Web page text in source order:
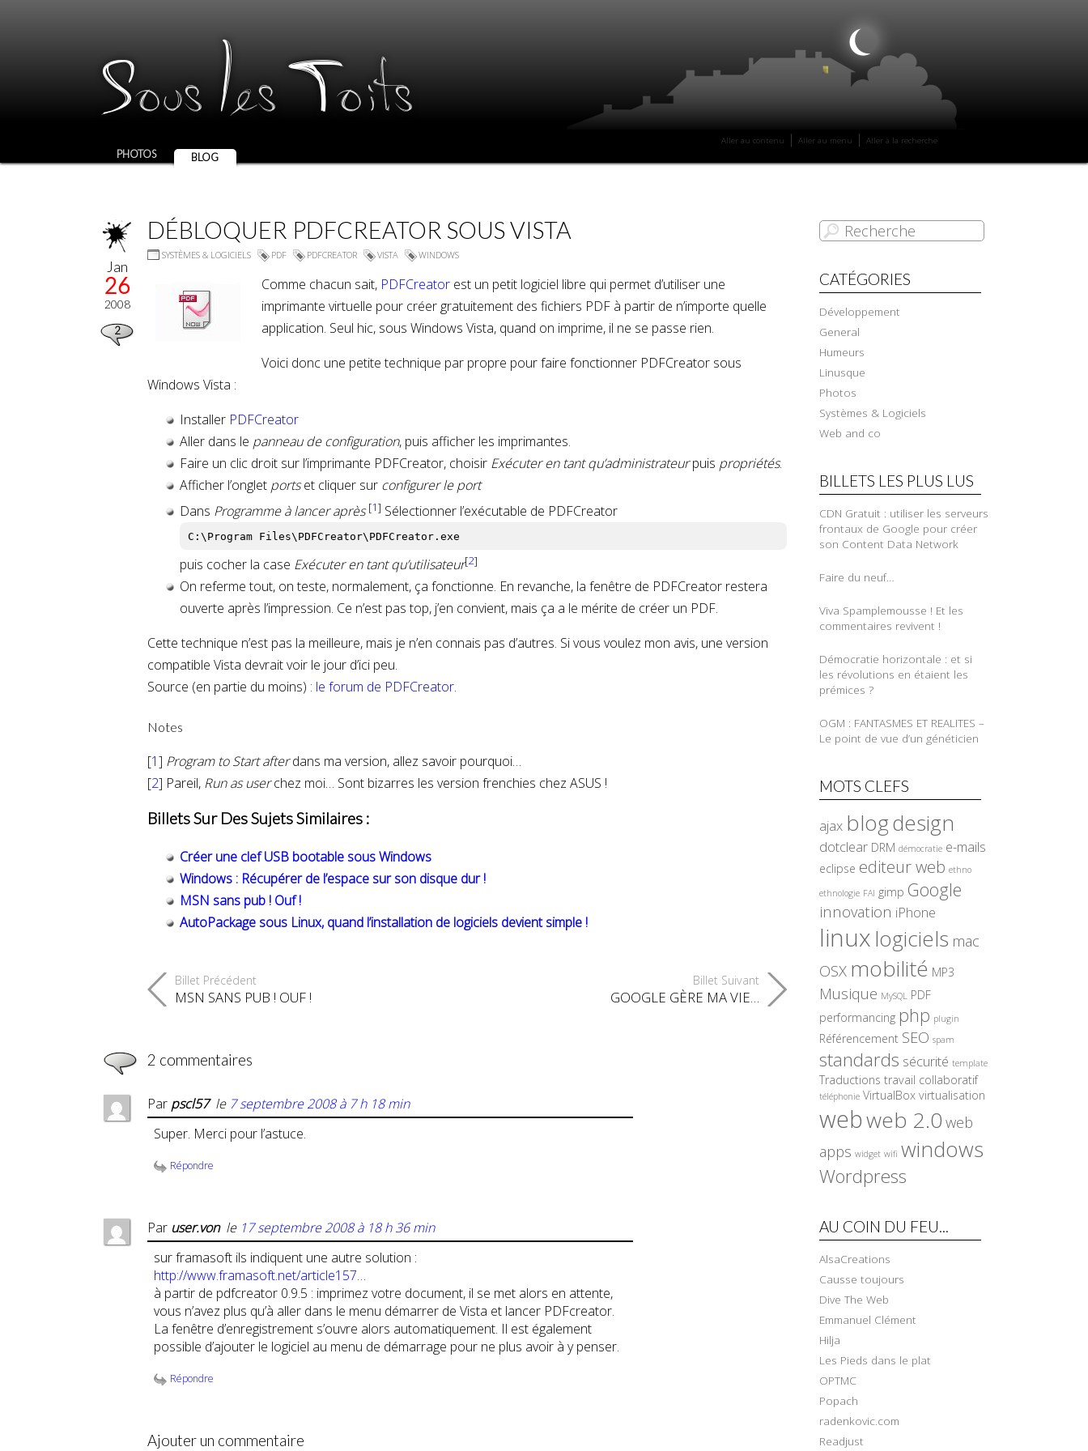
SouslesToits
Aller au contenu | Aller au menu | Aller à la recherche
PHOTOS BLOG
Jan
26
2008
2
DÉBLOQUER PDFCREATOR SOUS VISTA
SYSTÈMES & LOGICIELS PDF PDFCREATOR VISTA WINDOWS
Comme chacun sait, PDFCreator est un petit logiciel libre qui permet d’utiliser une
imprimante virtuelle pour créer gratuitement des fichiers PDF à partir de n’importe quelle
application. Seul hic, sous Windows Vista, quand on imprime, il ne se passe rien.
Voici donc une petite technique par propre pour faire fonctionner PDFCreator sous
Windows Vista :
Installer PDFCreator
Aller dans le panneau de configuration, puis afficher les imprimantes.
Faire un clic droit sur l’imprimante PDFCreator, choisir Exécuter en tant qu’administrateurpuis propriétés.
Afficher l’onglet portset cliquer sur configurer le port
Dans Programme à lancer après [1] Sélectionner l’exécutable de PDFCreator
C:\Program Files\PDFCreator\PDFCreator.exe
puis cocher la case Exécuter en tant qu’utilisateur[2]
On referme tout, on teste, normalement, ça fonctionne. En revanche, la fenêtre de PDFCreator restera
ouverte après l’impression. Ce n’est pas top, j’en convient, mais ça a le mérite de créer un PDF.
Cette technique n’est pas la meilleure, mais je n’en connais pas d’autres. Si vous voulez mon avis, une version
compatible Vista devrait voir le jour d’ici peu.
Source (en partie du moins) : le forum de PDFCreator.
Notes
[1] Program to Start afterdans ma version, allez savoir pourquoi…
[2] Pareil, Run as userchez moi… Sont bizarres les version frenchies chez ASUS !
Billets Sur Des Sujets Similaires :
Créer une clef USB bootable sous Windows
Windows : Récupérer de l’espace sur son disque dur !
MSN sans pub ! Ouf !
AutoPackage sous Linux, quand l’installation de logiciels devient simple !
Billet Précédent
MSN SANS PUB ! OUF !
Billet Suivant
GOOGLE GÈRE MA VIE…
2 commentaires
Par pscl57 le 7 septembre 2008 à 7 h 18 min
Super. Merci pour l’astuce.
Répondre
Par user.von le 17 septembre 2008 à 18 h 36 min
sur framasoft ils indiquent une autre solution :
http://www.framasoft.net/article157…
à partir de pdfcreator 0.9.5 : imprimez votre document, il se met alors en attente,
vous n’avez plus qu’à aller dans le menu démarrer de Vista et lancer PDFcreator.
La fenêtre d’enregistrement s’ouvre alors automatiquement. Il est également
possible d’ajouter le logiciel au menu de démarrage pour ne plus avoir à y penser.
Répondre
Ajouter un commentaire
CATÉGORIES
Développement
General
Humeurs
Linusque
Photos
Systèmes & Logiciels
Web and co
BILLETS LES PLUS LUS
CDN Gratuit : utiliser les serveurs
frontaux de Google pour créer
son Content Data Network
Faire du neuf…
Viva Spamplemousse ! Et les
commentaires revivent !
Démocratie horizontale : et si
les révolutions en étaient les
prémices ?
OGM : FANTASMES ET REALITES –
Le point de vue d’un généticien
MOTS CLEFS
ajax blogdesign
dotclear DRM démocratie e-mails
eclipse editeur web ethno
ethnologie FAI gimp Google
innovation iPhone
linuxlogiciels mac
OSX mobilité MP3
Musique MySQL PDF
performancing php plugin
Référencement SEO spam
standards sécurité template
Traductions travail collaboratif
téléphonie VirtualBox virtualisation
webweb 2.0 web
apps widget wifi windows
Wordpress
AU COIN DU FEU...
AlsaCreations
Causse toujours
Dive The Web
Emmanuel Clément
Hilja
Les Pieds dans le plat
OPTMC
Popach
radenkovic.com
Readjust